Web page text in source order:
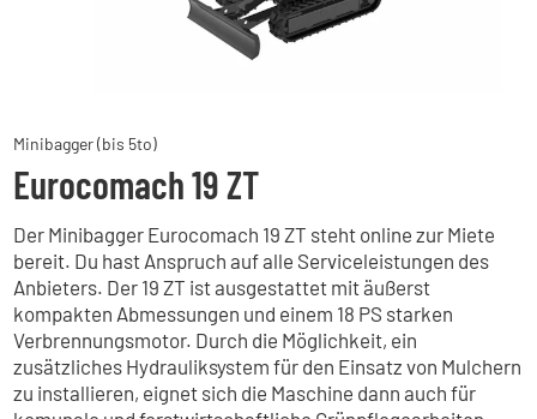
Minibagger (bis 5to)
Eurocomach 19 ZT
Der Minibagger Eurocomach 19 ZT steht online zur Miete
bereit. Du hast Anspruch auf alle Serviceleistungen des
Anbieters. Der 19 ZT ist ausgestattet mit äußerst
kompakten Abmessungen und einem 18 PS starken
Verbrennungsmotor. Durch die Möglichkeit, ein
zusätzliches Hydrauliksystem für den Einsatz von Mulchern
zu installieren, eignet sich die Maschine dann auch für